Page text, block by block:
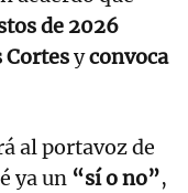
de 2026
Cortesyconvoca
al portavoz de
ya un “sí o no”,